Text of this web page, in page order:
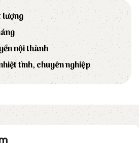
lượng
nội thành
tình, chuyên nghiệp